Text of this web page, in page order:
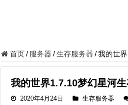
首页/ 服务器 /生存服务器 /我的世
我的世界1.7.10梦幻星河
2020年4月24日 生存服务器